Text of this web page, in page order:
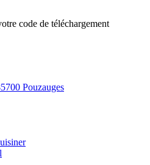
code de téléchargement
Pouzauges